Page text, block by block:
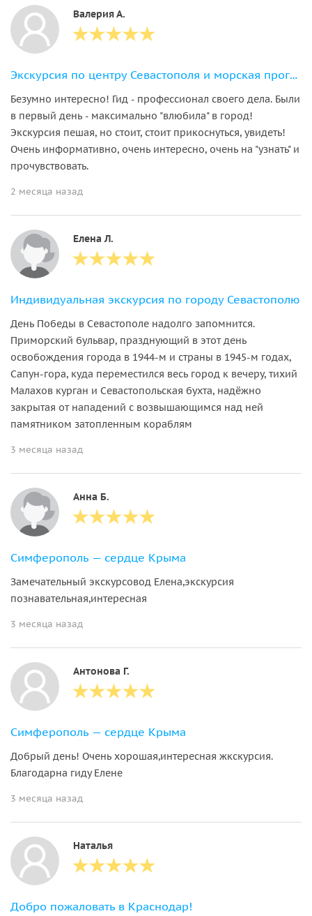
Валерия А.
Экскурсия по центру Севастополя и морская прогулка
Безумно интересно! Гид - профессионал своего дела. Были
в первый день - максимально "влюбила" в город!
Экскурсия пешая, но стоит, стоит прикоснуться, увидеть!
Очень информативно, очень интересно, очень на "узнать" и
прочувствовать.
2 месяца назад
Елена Л.
Индивидуальная экскурсия по городу Севастополю
День Победы в Севастополе надолго запомнится.
Приморский бульвар, празднующий в этот день
освобождения города в 1944-м и страны в 1945-м годах,
Сапун-гора, куда переместился весь город к вечеру, тихий
Малахов курган и Севастопольская бухта, надёжно
закрытая от нападений с возвышающимся над ней
памятником затопленным кораблям
3 месяца назад
Анна Б.
Симферополь — сердце Крыма
Замечательный экскурсовод Елена,экскурсия
познавательная,интересная
3 месяца назад
Антонова Г.
Симферополь — сердце Крыма
Добрый день! Очень хорошая,интересная жкскурсия.
Благодарна гиду Елене
3 месяца назад
Наталья
Добро пожаловать в Краснодар!